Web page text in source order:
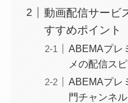
動画配信サービ
すすめポイント
ABEMAプレ
メの配信ス
ABEMAプレ
門チャンネル